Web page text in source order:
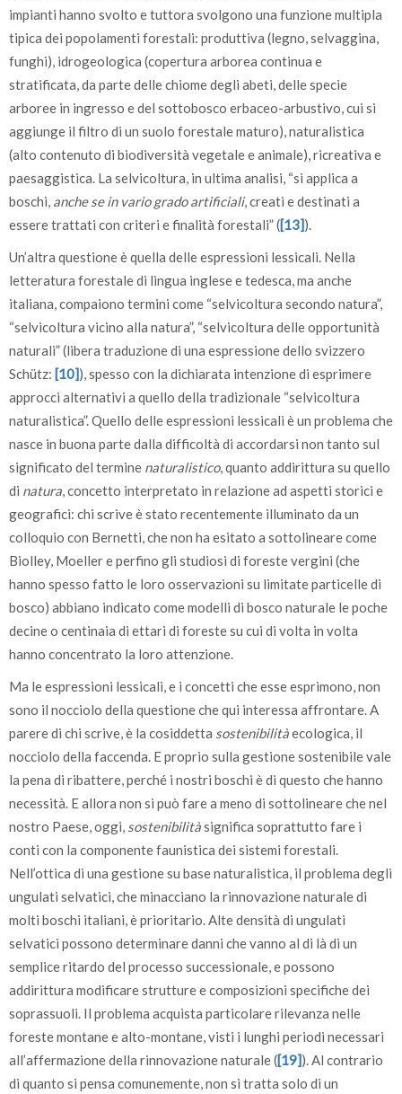
impianti hanno svolto e tuttora svolgono una funzione multipla
tipica dei popolamenti forestali: produttiva (legno, selvaggina,
funghi), idrogeologica (copertura arborea continua e
stratificata, da parte delle chiome degli abeti, delle specie
arboree in ingresso e del sottobosco erbaceo-arbustivo, cui si
aggiunge il filtro di un suolo forestale maturo), naturalistica
(alto contenuto di biodiversità vegetale e animale), ricreativa e
paesaggistica. La selvicoltura, in ultima analisi, “si applica a
boschi, anche se in vario grado artificiali, creati e destinati a
essere trattati con criteri e finalità forestali” ([13]).
Un’altra questione è quella delle espressioni lessicali. Nella
letteratura forestale di lingua inglese e tedesca, ma anche
italiana, compaiono termini come “selvicoltura secondo natura”,
“selvicoltura vicino alla natura”, “selvicoltura delle opportunità
naturali” (libera traduzione di una espressione dello svizzero
Schütz: [10]), spesso con la dichiarata intenzione di esprimere
approcci alternativi a quello della tradizionale “selvicoltura
naturalistica”. Quello delle espressioni lessicali è un problema che
nasce in buona parte dalla difficoltà di accordarsi non tanto sul
significato del termine naturalistico, quanto addirittura su quello
di natura, concetto interpretato in relazione ad aspetti storici e
geografici: chi scrive è stato recentemente illuminato da un
colloquio con Bernetti, che non ha esitato a sottolineare come
Biolley, Moeller e perfino gli studiosi di foreste vergini (che
hanno spesso fatto le loro osservazioni su limitate particelle di
bosco) abbiano indicato come modelli di bosco naturale le poche
decine o centinaia di ettari di foreste su cui di volta in volta
hanno concentrato la loro attenzione.
Ma le espressioni lessicali, e i concetti che esse esprimono, non
sono il nocciolo della questione che qui interessa affrontare. A
parere di chi scrive, è la cosiddetta sostenibilitàecologica, il
nocciolo della faccenda. E proprio sulla gestione sostenibile vale
la pena di ribattere, perché i nostri boschi è di questo che hanno
necessità. E allora non si può fare a meno di sottolineare che nel
nostro Paese, oggi, sostenibilitàsignifica soprattutto fare i
conti con la componente faunistica dei sistemi forestali.
Nell’ottica di una gestione su base naturalistica, il problema degli
ungulati selvatici, che minacciano la rinnovazione naturale di
molti boschi italiani, è prioritario. Alte densità di ungulati
selvatici possono determinare danni che vanno al di là di un
semplice ritardo del processo successionale, e possono
addirittura modificare strutture e composizioni specifiche dei
soprassuoli. Il problema acquista particolare rilevanza nelle
foreste montane e alto-montane, visti i lunghi periodi necessari
all’affermazione della rinnovazione naturale ([19]). Al contrario
di quanto si pensa comunemente, non si tratta solo di un